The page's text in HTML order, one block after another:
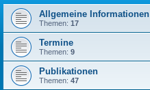
Allgemeine Informationen
Themen: 17
Termine
Themen: 9
Publikationen
Themen: 47